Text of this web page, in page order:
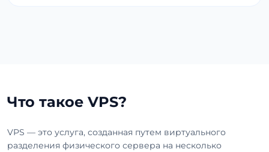
Что такое VPS?
VPS — это услуга, созданная путем виртуального
разделения физического сервера на несколько